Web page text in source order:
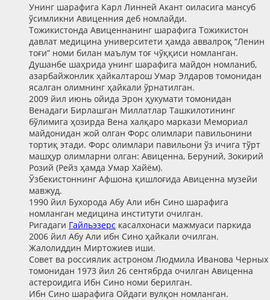
Унинг шарафига Карл Линней Акант оиласига мансуб
ўсимликни Авиценния деб номлайди.
Тожикистонда Авиценнанинг шарафига Тожикистон
давлат медицина университети ҳамда аввалроқ “Ленин
тоғи” номи билан маълум тоғ чўққиси номланган.
Душанбе шаҳрида унинг шарафига майдон номланиб,
азарбайжонлик ҳайкалтарош Умар Элдаров томонидан
ясалган олимнинг ҳайкали ўрнатилган.
2009 йил июнь ойида Эрон ҳукумати томонидан
Венадаги Бирлашган Миллатлар Ташкилотининг
бўлимига ҳозирда Вена халқаро маркази Мемориал
майдонидан жой олган Форс олимлари павильонини
тортиқ этади. Форс олимлари павильони ўз ичига тўрт
машҳур олимларни олган: Авиценна, Беруний, Зокирий
Розий (Рейз ҳамда Умар Хайём).
Ўзбекистоннинг Афшона қишлоғида Авиценна музейи
мавжуд.
1990 йил Бухорода Абу Али ибн Сино шарафига
номланган медицина институти очилган.
Ригадаги Гайльэзерс касалхонаси мажмуаси паркида
2006 йил Абу Али ибн Сино ҳайкали очилган.
Жалолиддин Миртожиев иши.
Совет ва россиялик астроном Людмила Иванова Черных
томонидан 1973 йил 26 сентябрда очилган Авиценна
астероидига Ибн Сино номи берилган.
Ибн Сино шарафига Ойдаги вулқон номланган.